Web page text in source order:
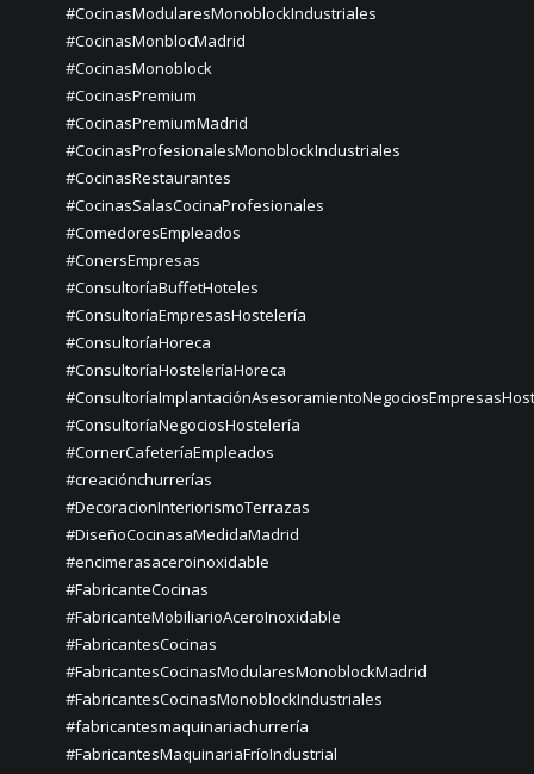
#CocinasModularesMonoblockIndustriales
#CocinasMonblocMadrid
#CocinasMonoblock
#CocinasPremium
#CocinasPremiumMadrid
#CocinasProfesionalesMonoblockIndustriales
#CocinasRestaurantes
#CocinasSalasCocinaProfesionales
#ComedoresEmpleados
#ConersEmpresas
#ConsultoríaBuffetHoteles
#ConsultoríaEmpresasHostelería
#ConsultoríaHoreca
#ConsultoríaHosteleríaHoreca
#ConsultoríaNegociosHostelería
#CornerCafeteríaEmpleados
#creaciónchurrerías
#DecoracionInteriorismoTerrazas
#DiseñoCocinasaMedidaMadrid
#encimerasaceroinoxidable
#FabricanteCocinas
#FabricanteMobiliarioAceroInoxidable
#FabricantesCocinas
#FabricantesCocinasModularesMonoblockMadrid
#FabricantesCocinasMonoblockIndustriales
#fabricantesmaquinariachurrería
#FabricantesMaquinariaFríoIndustrial